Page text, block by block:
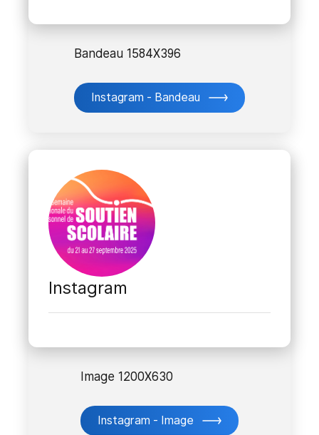
Bandeau 1584X396
Instagram - Bandeau
Instagram
Image 1200X630
Instagram - Image